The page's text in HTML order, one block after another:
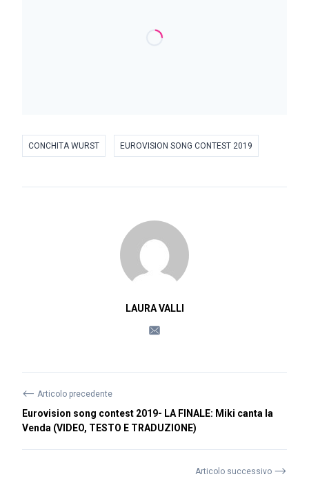
CONCHITA WURST EUROVISION SONG CONTEST 2019
LAURA VALLI
⟵ Articolo precedente
Eurovision song contest 2019- LA FINALE: Miki canta la
Venda (VIDEO, TESTO E TRADUZIONE)
Articolo successivo ⟶